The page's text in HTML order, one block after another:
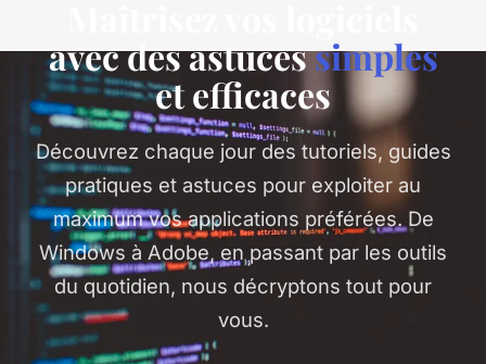
avec des astucessimples
et efficaces
Découvrez chaque jour des tutoriels, guides
pratiques et astuces pour exploiter au
maximum vos applications préférées. De
Windows à Adobe, en passant par les outils
du quotidien, nous décryptons tout pour
vous.